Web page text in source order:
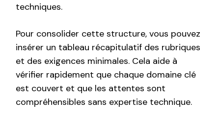
techniques.
Pour consolider cette structure, vous pouvez
insérer un tableau récapitulatif des rubriques
et des exigences minimales. Cela aide à
vérifier rapidement que chaque domaine clé
est couvert et que les attentes sont
compréhensibles sans expertise technique.